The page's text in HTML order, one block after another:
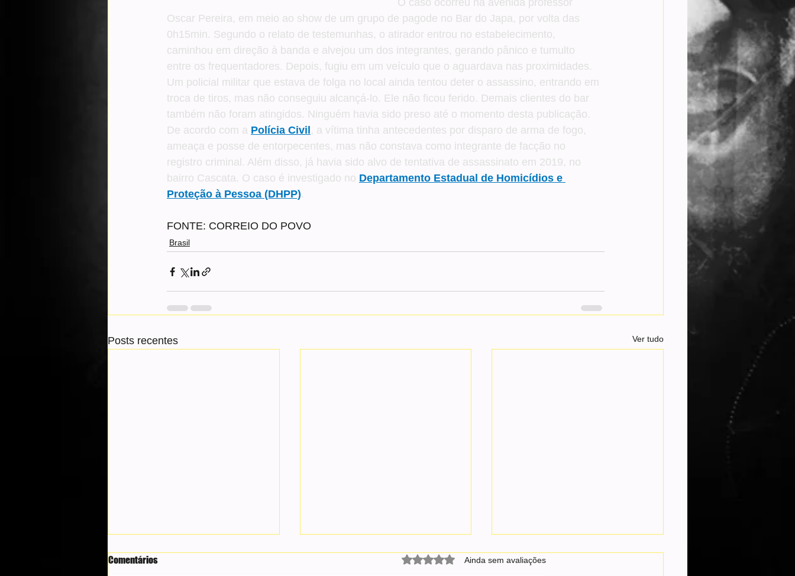
O caso ocorreu na avenida professor
Oscar Pereira, em meio ao show de um grupo de pagode no Bar do Japa, por volta das
0h15min. Segundo o relato de testemunhas, o atirador entrou no estabelecimento,
caminhou em direção à banda e alvejou um dos integrantes, gerando pânico e tumulto
entre os frequentadores. Depois, fugiu em um veículo que o aguardava nas proximidades.
Um policial militar que estava de folga no local ainda tentou deter o assassino, entrando em
troca de tiros, mas não conseguiu alcançá-lo. Ele não ficou ferido. Demais clientes do bar
também não foram atingidos. Ninguém havia sido preso até o momento desta publicação.
De acordo com a Polícia Civil , a vítima tinha antecedentes por disparo de arma de fogo,
ameaça e posse de entorpecentes, mas não constava como integrante de facção no
registro criminal. Além disso, já havia sido alvo de tentativa de assassinato em 2019, no
bairro Cascata. O caso é investigado no Departamento Estadual de Homicídios e
Proteção à Pessoa (DHPP).
FONTE: CORREIO DO POVO
Brasil
Posts recentes Ver tudo
Homem corre e mulher pula em
rio após barco explodir e pegar
Comentários Avaliado com 0 de 5 estrelas.
Ainda sem avaliações